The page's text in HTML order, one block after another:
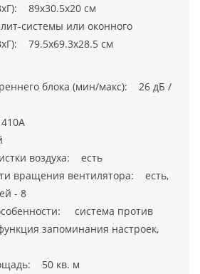
89x30.5x20 см
системы или оконного
79.5x69.3x28.5 см
блока (мин/макс): 26 дБ /
воздуха: есть
вращения вентилятора: есть,
- 8
система против
запоминания настроек,
50 кв. м